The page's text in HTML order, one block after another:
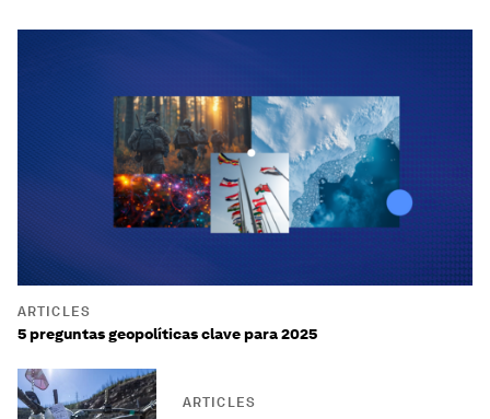
ARTICLES
5 preguntas geopolíticas clave para 2025
ARTICLES